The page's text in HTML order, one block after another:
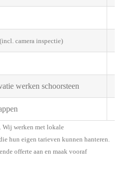
(incl. camera inspectie)
werken schoorsteen
. Wij werken met lokale
hun eigen tarieven kunnen hanteren.
offerte aan en maak vooraf